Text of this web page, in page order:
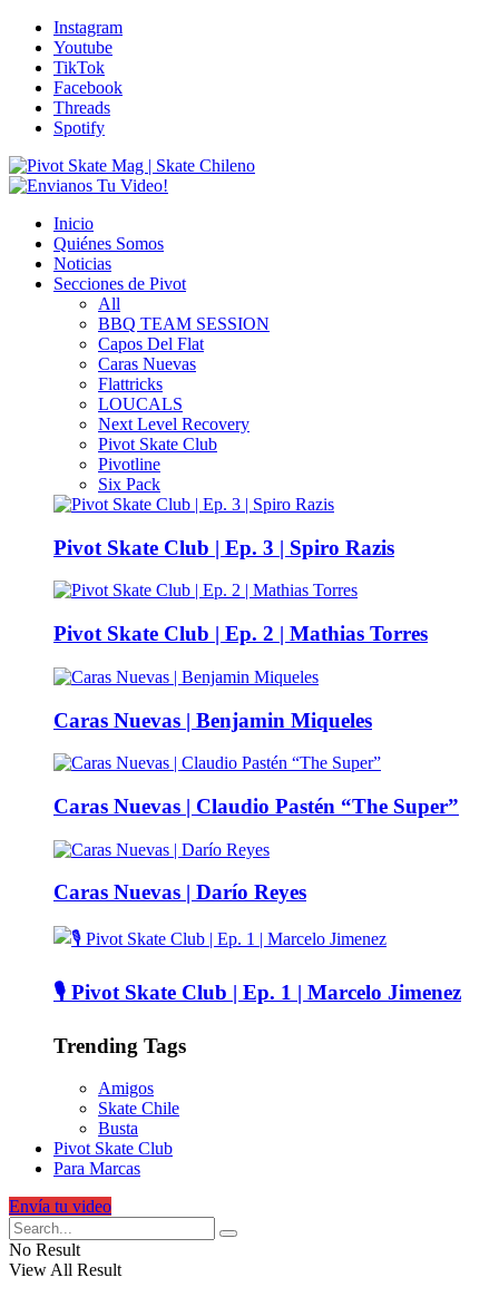
Instagram
Youtube
TikTok
Facebook
Threads
Spotify
Inicio
Quiénes Somos
Noticias
Secciones de Pivot
All
BBQ TEAM SESSION
Capos Del Flat
Caras Nuevas
Flattricks
LOUCALS
Next Level Recovery
Pivot Skate Club
Pivotline
Six Pack
Pivot Skate Club | Ep. 3 | Spiro Razis
Pivot Skate Club | Ep. 2 | Mathias Torres
Caras Nuevas | Benjamin Miqueles
Caras Nuevas | Claudio Pastén “The Super”
Caras Nuevas | Darío Reyes
🎙️ Pivot Skate Club | Ep. 1 | Marcelo Jimenez
Trending Tags
Amigos
Skate Chile
Busta
Pivot Skate Club
Para Marcas
Envía tu video
No Result
View All Result